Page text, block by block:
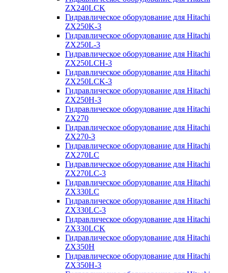
ZX240LCK
Гидравлическое оборудование для Hitachi
ZX250K-3
Гидравлическое оборудование для Hitachi
ZX250L-3
Гидравлическое оборудование для Hitachi
ZX250LCH-3
Гидравлическое оборудование для Hitachi
ZX250LCK-3
Гидравлическое оборудование для Hitachi
ZX250Н-3
Гидравлическое оборудование для Hitachi
ZX270
Гидравлическое оборудование для Hitachi
ZX270-3
Гидравлическое оборудование для Hitachi
ZX270LC
Гидравлическое оборудование для Hitachi
ZX270LC-3
Гидравлическое оборудование для Hitachi
ZX330LC
Гидравлическое оборудование для Hitachi
ZX330LC-3
Гидравлическое оборудование для Hitachi
ZX330LCK
Гидравлическое оборудование для Hitachi
ZX350H
Гидравлическое оборудование для Hitachi
ZX350H-3